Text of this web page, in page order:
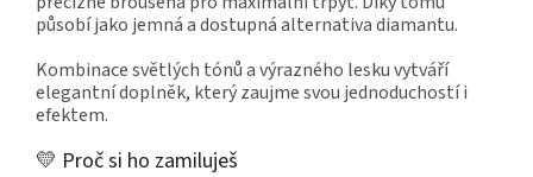
působí jako jemná a dostupná alternativa diamantu.
Kombinace světlých tónů a výrazného lesku vytváří
elegantní doplněk, který zaujme svou jednoduchostí i
efektem.
💛 Proč si ho zamiluješ